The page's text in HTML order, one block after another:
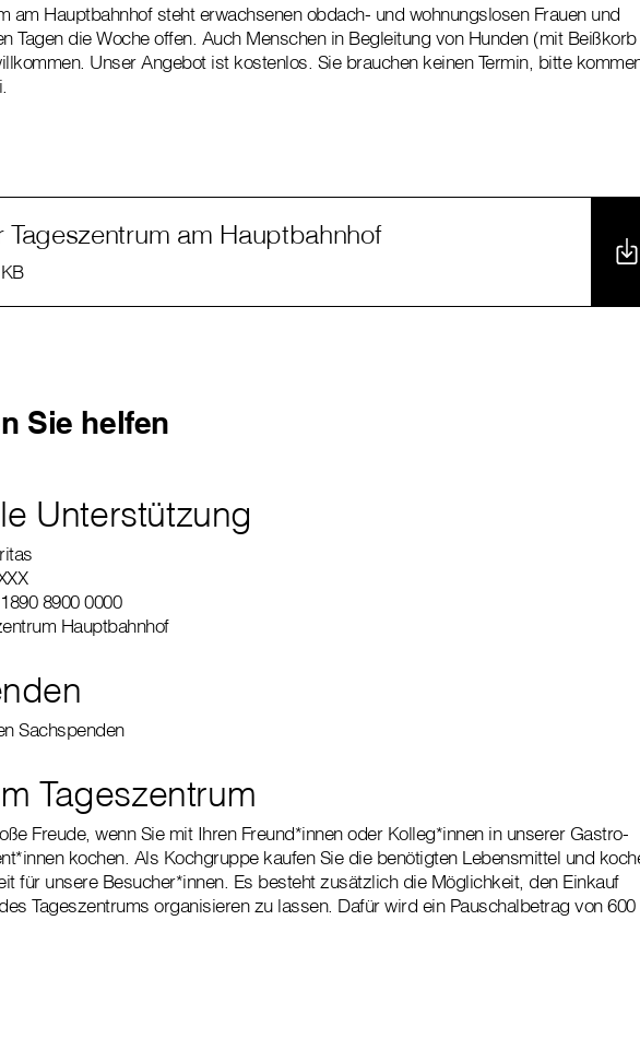
am Hauptbahnhof steht erwachsenen obdach- und wohnungslosen Frauen und
Tagen die Woche offen. Auch Menschen in Begleitung von Hunden (mit Beißkorb
Unser Angebot ist kostenlos. Sie brauchen keinen Termin, bitte
Tageszentrum am Hauptbahnhof
Sie helfen
Unterstützung
8900 0000
Hauptbahnhof
Sachspenden
Tageszentrum
Freude, wenn Sie mit Ihren Freund*innen oder Kolleg*innen in unserer Gastro-
kochen. Als Kochgruppe kaufen Sie die benötigten Lebensmittel und
für unsere Besucher*innen. Es besteht zusätzlich die Möglichkeit, den Einkauf
Tageszentrums organisieren zu lassen. Dafür wird ein Pauschalbetrag von 600